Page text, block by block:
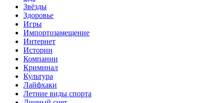
Звёзды
Здоровье
Игры
Импортозамещение
Интернет
Истории
Компании
Криминал
Культура
Лайфхаки
Летние виды спорта